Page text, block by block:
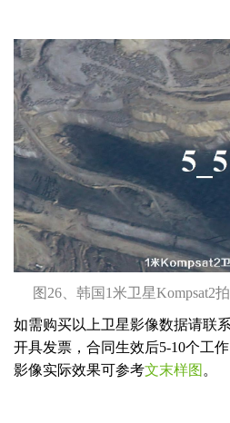
图26、韩国1米卫星Kompsat2
如需购买以上卫星影像数据请联
开具发票，合同生效后5-10个工
影像实际效果可参考文末样图 。